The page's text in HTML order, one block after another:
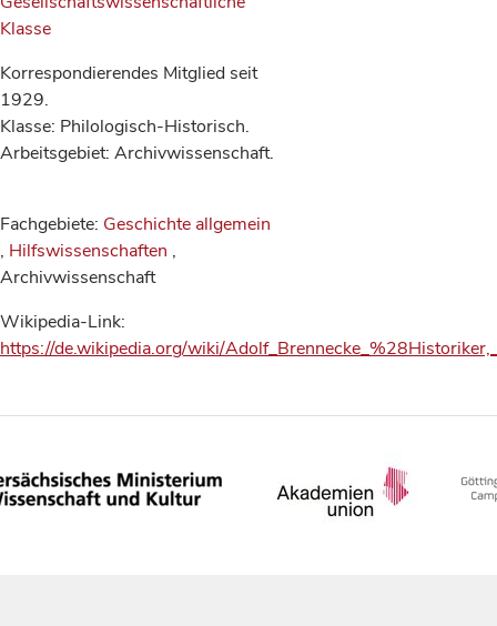
Klasse
Korrespondierendes Mitglied seit
1929.
Klasse: Philologisch-Historisch.
Arbeitsgebiet: Archivwissenschaft.
Fachgebiete: Geschichte allgemein
, Hilfswissenschaften ,
Archivwissenschaft
Wikipedia-Link:
https://de.wikipedia.org/wiki/